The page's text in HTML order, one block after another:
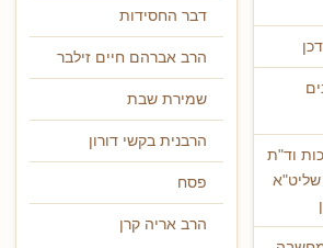
וד"ת
שליט"א
דבר החסידות
הרב אברהם חיים זילבר
שמירת שבת
הרבנית בקשי דורון
פסח
הרב אריה קרן